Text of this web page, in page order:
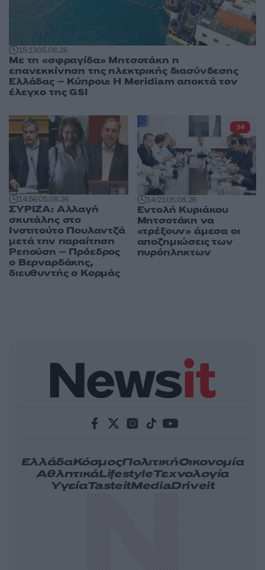
15:1305.08.26
Με τη «σφραγίδα» Μητσοτάκη η
επανεκκίνηση της ηλεκτρικής διασύνδεσης
Ελλάδας – Κύπρου: Η Meridiam αποκτά τον
έλεγχο της GSI
14:5605.08.26
ΣΥΡΙΖΑ: Αλλαγή
σκυτάλης στο
Ινστιτούτο Πουλαντζά
μετά την παραίτηση
Ρεπούση – Πρόεδρος
ο Βερναρδάκης,
διευθυντής ο Κορμάς
14:2105.08.26
Εντολή Κυριάκου
Μητσοτάκη να
«τρέξουν» άμεσα οι
αποζημιώσεις των
πυρόπληκτων
34
ΕλλάδαΚόσμοςΠολιτικήΟικονομία
ΑθλητικάLifestyleΤεχνολογία
ΥγείαTasteitMediaDriveit